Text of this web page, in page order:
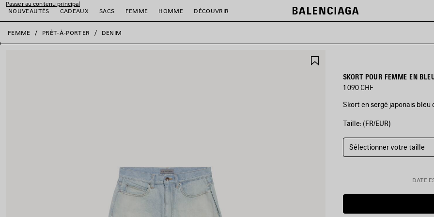
Passer au contenu principal
NOUVEAUTÉS
CADEAUX SACS FEMME HOMME DÉCOUVRIR
fermer la bannière
FEMME PRÊT-À-PORTER DENIM
FAVORIS
SKORT POUR FEMME EN
1 090 CHF
Skort en sergé japonais bleu
COULEURS
BLEU
CLAIR
Taille: (FR/EUR)
Sélectionner votre taille
DATE